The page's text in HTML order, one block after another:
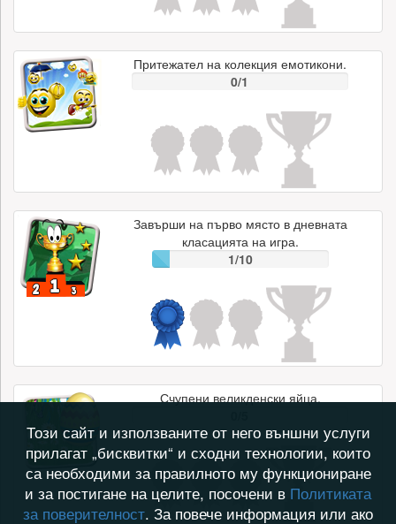
Притежател на колекция емотикони.
0/1
Завърши на първо място в дневната
класацията на игра.
1/10
Счупени великденски яйца.
Този сайт и използваните от него външни услуги
прилагат „бисквитки“ и сходни технологии, които
са необходими за правилното му функциониране
и за постигане на целите, посочени в Политиката
за поверителност. За повече информация или ако